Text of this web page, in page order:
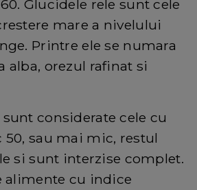
Glucidele rele sunt cele
mare a nivelului
Printre ele se numara
alba, orezul rafinat si
considerate cele cu
sau mai mic, restul
si sunt interzise complet.
alimente cu indice